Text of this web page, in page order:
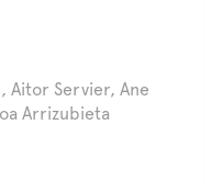
Aitor Servier, Ane
Arrizubieta